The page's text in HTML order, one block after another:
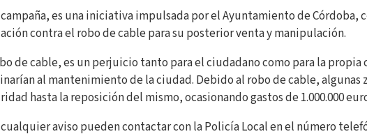
es una iniciativa impulsada por el Ayuntamiento de Córdoba,
contra el robo de cable para su posterior venta y manipulación.
de cable, es un perjuicio tanto para el ciudadano como para la propia
al mantenimiento de la ciudad. Debido al robo de cable, algunas
hasta la reposición del mismo, ocasionando gastos de 1.000.000
cualquier aviso pueden contactar con la Policía Local en el número